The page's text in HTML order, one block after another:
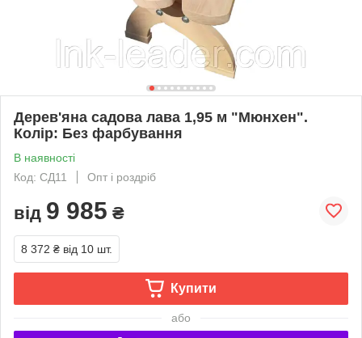
Дерев'яна садова лава 1,95 м "Мюнхен".
Колір: Без фарбування
В наявності
Код: СД11
Опт і роздріб
від 9 985 ₴
8 372 ₴ від 10 шт.
Купити
або